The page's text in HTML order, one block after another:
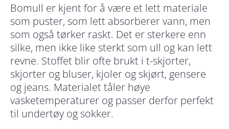
Bomull er kjent for å være et lett materiale
som puster, som lett absorberer vann, men
som også tørker raskt. Det er sterkere enn
silke, men ikke like sterkt som ull og kan lett
revne. Stoffet blir ofte brukt i t-skjorter,
skjorter og bluser, kjoler og skjørt, gensere
og jeans. Materialet tåler høye
vasketemperaturer og passer derfor perfekt
til undertøy og sokker.